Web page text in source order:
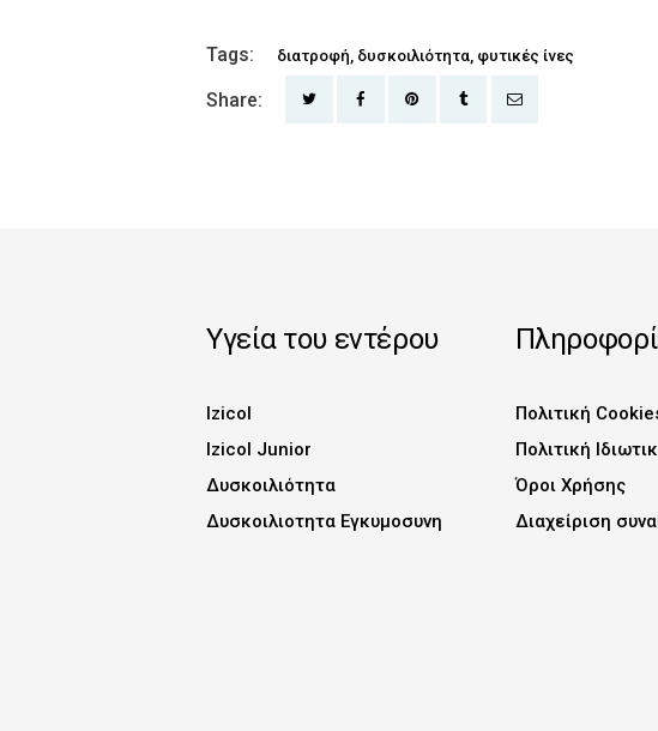
Tags: διατροφή, δυσκοιλιότητα, φυτικές ίνες
Share:
Υγεία του εντέρου
Izicol
Izicol Junior
Δυσκοιλιότητα
Δυσκοιλιοτητα Εγκυμοσυνη
Πολιτική
Πολιτική
Όροι Χρήσης
Διαχείριση